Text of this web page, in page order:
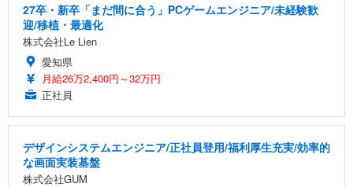
27卒・新卒「まだ間に合う」PCゲームエンジニア/未経験歓
迎/移植・最適化
株式会社Le Lien
愛知県
月給26万2,400円～32万円
正社員
デザインシステムエンジニア/正社員登用/福利厚生充実/効率的
な画面実装基盤
株式会社GUM